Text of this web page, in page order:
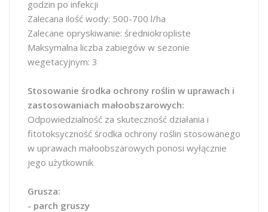
godzin po infekcji
Zalecana ilość wody: 500-700 l/ha
Zalecane opryskiwanie: średniokropliste
Maksymalna liczba zabiegów w sezonie
wegetacyjnym: 3
Stosowanie środka ochrony roślin w uprawach i
zastosowaniach małoobszarowych:
Odpowiedzialność za skuteczność działania i
fitotoksyczność środka ochrony roślin stosowanego
w uprawach małoobszarowych ponosi wyłącznie
jego użytkownik
Grusza:
- parch gruszy